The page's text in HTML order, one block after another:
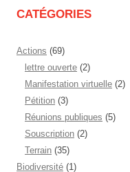
CATÉGORIES
Actions (69)
lettre ouverte (2)
Manifestation virtuelle (2)
Pétition (3)
Réunions publiques (5)
Souscription (2)
Terrain (35)
Biodiversité (1)